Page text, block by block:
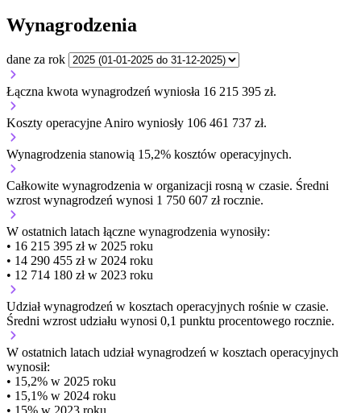
Wynagrodzenia
dane za rok
Łączna kwota wynagrodzeń wyniosła 16 215 395 zł.
Koszty operacyjne Aniro wyniosły 106 461 737 zł.
Wynagrodzenia stanowią 15,2% kosztów operacyjnych.
Całkowite wynagrodzenia w organizacji rosną w czasie. Średni
wzrost wynagrodzeń wynosi 1 750 607 zł rocznie.
W ostatnich latach łączne wynagrodzenia wynosiły:
• 16 215 395 zł w 2025 roku
• 14 290 455 zł w 2024 roku
• 12 714 180 zł w 2023 roku
Udział wynagrodzeń w kosztach operacyjnych rośnie w czasie.
Średni wzrost udziału wynosi 0,1 punktu procentowego rocznie.
W ostatnich latach udział wynagrodzeń w kosztach operacyjnych
wynosił:
• 15,2% w 2025 roku
• 15,1% w 2024 roku
• 15% w 2023 roku